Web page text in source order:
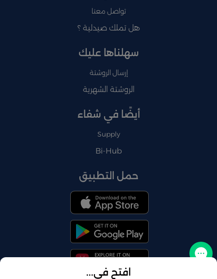
افتح في...
تواصل معنا
هل تملك صيدلية ؟
سهلناها عليك
إرسال الروشتة
الروشتة الشهرية
أيضًا في شفاء
Supply
Bi-Hub
حمل التطبيق
تواصل معنا